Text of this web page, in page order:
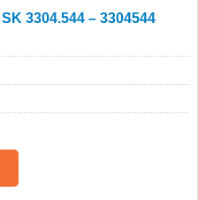
3304.544 – 3304544